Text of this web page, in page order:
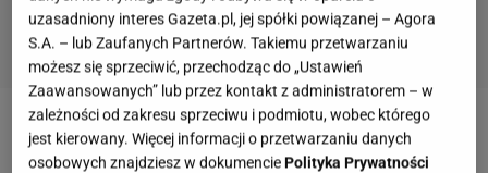
Tak gwiazdy regenerują zniszczone włosy
uzasadniony interes Gazeta.pl, jej spółki powiązanej – Agora
S.A. – lub Zaufanych Partnerów. Takiemu przetwarzaniu
możesz się sprzeciwić, przechodząc do „Ustawień
Zaawansowanych” lub przez kontakt z administratorem – w
zależności od zakresu sprzeciwu i podmiotu, wobec którego
jest kierowany. Więcej informacji o przetwarzaniu danych
osobowych znajdziesz w dokumenciePolityka Prywatności